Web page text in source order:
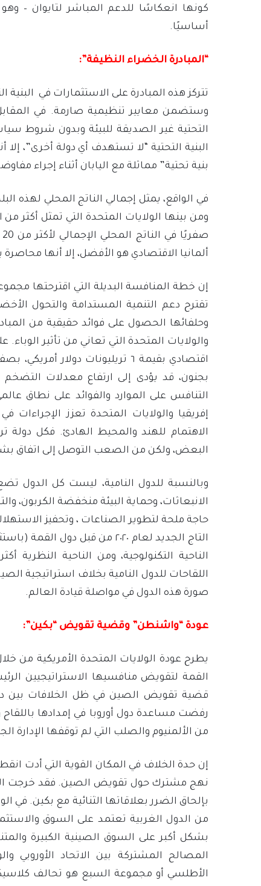
كونها انعكاسًا للدعم المباشر لتايوان –
أساسيًا.
“المبادرة الخضراء النظيفة”:
تتركز هذه المبادرة على الاستثمارات في البنية
وستضمن معايير تنظيمية صارمة. في
التحتية غير الصديقة للبيئة وبدون شروط
بنية تحتية” مماثلة مع اليابان أثناء إجراء
ومن بينها الولايات المتحدة التي تمثل أكثر
ألمانيا الاقتصادي هو الأفضل، إلا أنها
إن خطة المنافسة البديلة التي اقترحتها
تقترح دعم التنمية المستدامة والتحول
وحلفائها الحصول على فوائد حقيقية من
والولايات المتحدة التي تعاني من تأثير
اقتصادي بقيمة ٦ تريليونات دولار
بجنون، قد يؤدى إلى ارتفاع معدلات
التنافس على الموارد والفوائد على نطاق
إفريقيا والولايات المتحدة تعزز الإجراءات
الاهتمام للهند والمحيط الهادئ. فكل
البعض، ولكن من الصعب التوصل إلى اتفاق
وبالنسبة للدول النامية، ليست كل الدول
الانبعاثات، وحماية البيئة منخفضة الكربون،
حاجة ملحة لتطوير الصناعات ، وتحفيز
التاج الجديد لعام ٢٠٢٠ من قبل
الناحية التكنولوجية، ومن الناحية النظرية
اللقاحات للدول النامية بخلاف استراتيجية
صورة هذه الدول في مواصلة قيادة العالم.
عودة “واشنطن” وقضية تقويض “بكين”:
يطرح عودة الولايات المتحدة الأمريكية من
القمة لتقويض منافسيها الاستراتيجيين
قضية تقويض الصين في ظل الخلافات بين
رفضت مساعدة دول أوروبا في إمدادها
من الألمنيوم والصلب التي لم توقفها الإدارة
إن حدة الخلاف في المكان القوية التي أدت
نهج مشترك حول تقويض الصين. فقد خرجت
بإلحاق الضرر بعلاقاتها الثنائية مع بكين. في
من الدول الغربية تعتمد على السوق
بشكل أكبر على السوق الصينية الكبيرة
المصالح المشتركة بين الاتحاد الأوروبي
الأطلسي أو مجموعة السبع هو تحالف